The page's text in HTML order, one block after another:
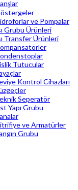
ve Pompalar
Grubu Ürünleri
Transfer Ürünleri
Tutucular
Kontrol Cihazları
Seperatör
Yapı Grubu
ve Armatürler
Grubu